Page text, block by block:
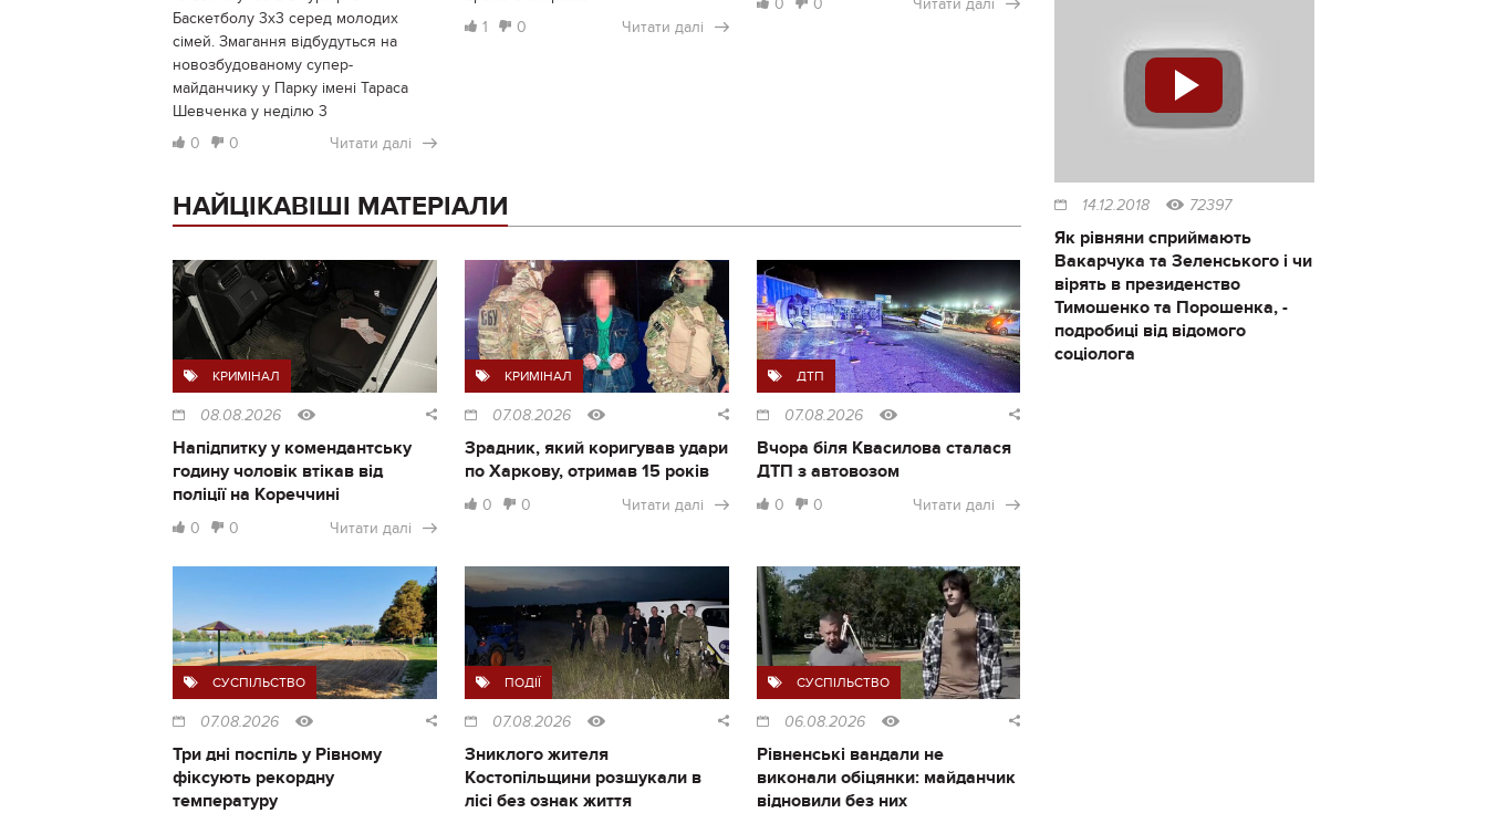
Баскетболу 3х3 серед молодих
сімей. Змагання відбудуться на
новозбудованому супер-
майданчику у Парку імені Тараса
Шевченка у неділю 3
0
0 Читати далі
1
0 Читати далі
НАЙЦІКАВІШІ МАТЕРІАЛИ
КРИМІНАЛ
08.08.2026
Напідпитку у комендантську
годину чоловік втікав від
поліції на Кореччині
0 0 Читати далі
КРИМІНАЛ
07.08.2026
Зрадник, який коригував удари
по Харкову, отримав 15 років
0 0 Читати далі
ДТП
07.08.2026
Вчора біля Квасилова сталася
ДТП з автовозом
0 0 Читати далі
СУСПІЛЬСТВО
07.08.2026
Три дні поспіль у Рівному
фіксують рекордну
температуру
ПОДІЇ
07.08.2026
Зниклого жителя
Костопільщини розшукали в
лісі без ознак життя
СУСПІЛЬСТВО
06.08.2026
Рівненські вандали не
виконали обіцянки: майданчик
відновили без них
14.12.2018 72397
Як рівняни сприймають
Вакарчука та Зеленського і чи
вірять в президенство
Тимошенко та Порошенка, -
подробиці від відомого
соціолога